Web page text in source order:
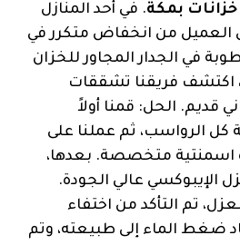
بمكة. في أحد المنازل
العميل من انخفاض متكرر في
في الجدار المجاور للخزان
اكتشف فريقنا تشققات
قديم. الحل: قمنا أولاً
كل الرواسب، ثم عملنا على
اسمنتية متخصصة. بعدها،
الإيبوكسي عالي الجودة.
تم التأكد من اختفاء
ضغط الماء إلى طبيعته، وتم